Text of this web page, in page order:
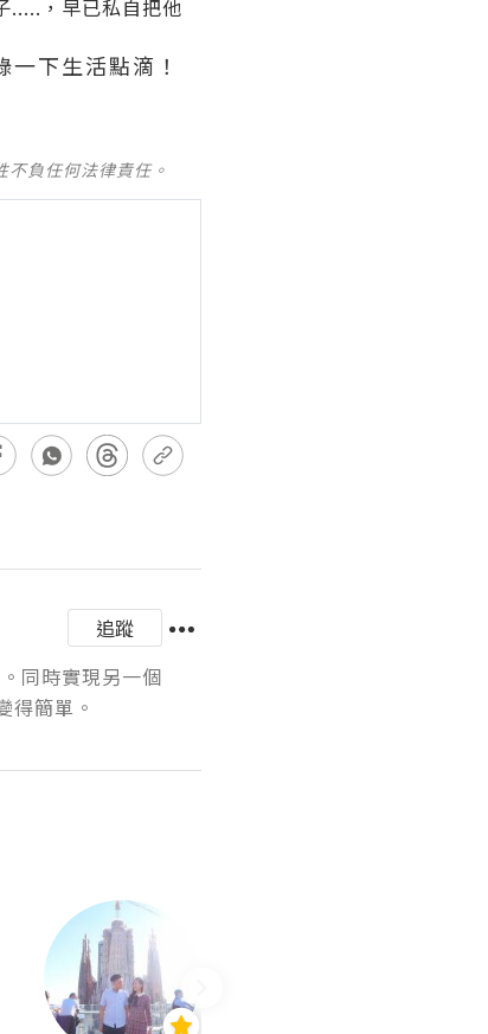
.....，早已私自把他
下生活點滴！
負任何法律責任。
追蹤
同時實現另一個
得簡單。